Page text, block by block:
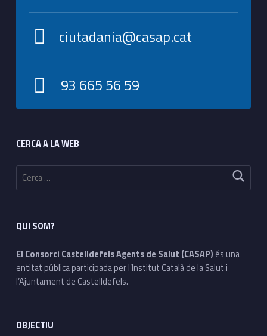
ciutadania@casap.cat
93 665 56 59
CERCA A LA WEB
Cerca:
QUI SOM?
El Consorci Castelldefels Agents de Salut (CASAP) és una
entitat pública participada per l’Institut Català de la Salut i
l’Ajuntament de Castelldefels.
OBJECTIU